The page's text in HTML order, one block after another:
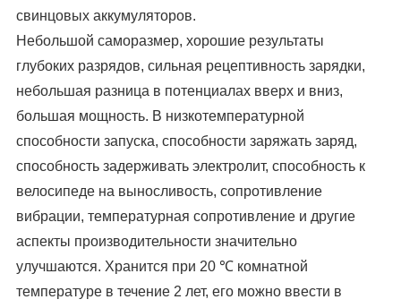
свинцовых аккумуляторов.
Небольшой саморазмер, хорошие результаты
глубоких разрядов, сильная рецептивность зарядки,
небольшая разница в потенциалах вверх и вниз,
большая мощность. В низкотемпературной
способности запуска, способности заряжать заряд,
способность задерживать электролит, способность к
велосипеде на выносливость, сопротивление
вибрации, температурная сопротивление и другие
аспекты производительности значительно
улучшаются. Хранится при 20 ℃ комнатной
температуре в течение 2 лет, его можно ввести в